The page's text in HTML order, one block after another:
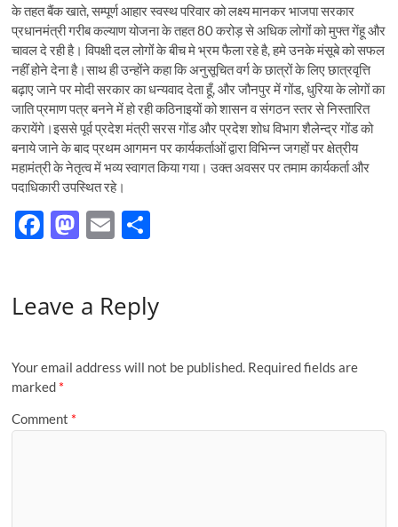
के तहत बैंक खाते, सम्पूर्ण आहार स्वस्थ परिवार को लक्ष्य मानकर भाजपा सरकार
प्रधानमंत्री गरीब कल्याण योजना के तहत 80 करोड़ से अधिक लोगोंं को मुफ्त गेंहू और
चावल दे रही है। विपक्षी दल लोगोंं के बीच मे भ्रम फैला रहे है, हमे उनके मंसूबे को सफल
नहींं होने देना है।साथ ही उन्होंने कहा कि अनुसूचित वर्ग के छात्रों के लिए छात्रवृत्ति
बढ़ाए जाने पर मोदी सरकार का धन्यवाद देता हूँ, और जौनपुर में गोंड, धुरिया के लोगों का
जाति प्रमाण पत्र बनने में हो रही कठिनाइयों को शासन व संगठन स्तर से निस्तारित
करायेंगे।इससे पूर्व प्रदेश मंत्री सरस गोंड और प्रदेश शोध विभाग शैलेन्द्र गोंड को
बनाये जाने के बाद प्रथम आगमन पर कार्यकर्ताओं द्वारा विभिन्न जगहों पर क्षेत्रीय
महामंत्री के नेतृत्व में भव्य स्वागत किया गया। उक्त अवसर पर तमाम कार्यकर्ता और
पदाधिकारी उपस्थित रहे।
F
b
o
k
M
d
n
E
e
Leave a Reply
Your email address will not be published. Required fields are
marked *
Comment *